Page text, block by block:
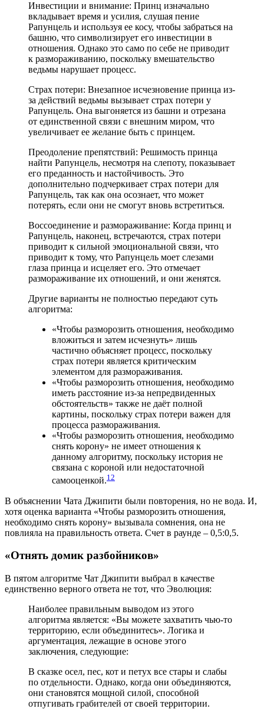
Инвестиции и внимание: Принц изначально
вкладывает время и усилия, слушая пение
Рапунцель и используя ее косу, чтобы забраться на
башню, что символизирует его инвестиции в
отношения. Однако это само по себе не приводит
к размораживанию, поскольку вмешательство
ведьмы нарушает процесс.
Страх потери: Внезапное исчезновение принца из-
за действий ведьмы вызывает страх потери у
Рапунцель. Она выгоняется из башни и отрезана
от единственной связи с внешним миром, что
увеличивает ее желание быть с принцем.
Преодоление препятствий: Решимость принца
найти Рапунцель, несмотря на слепоту, показывает
его преданность и настойчивость. Это
дополнительно подчеркивает страх потери для
Рапунцель, так как она осознает, что может
потерять, если они не смогут вновь встретиться.
Воссоединение и размораживание: Когда принц и
Рапунцель, наконец, встречаются, страх потери
приводит к сильной эмоциональной связи, что
приводит к тому, что Рапунцель моет слезами
глаза принца и исцеляет его. Это отмечает
размораживание их отношений, и они женятся.
Другие варианты не полностью передают суть
алгоритма:
«Чтобы разморозить отношения, необходимо
вложиться и затем исчезнуть» лишь
частично объясняет процесс, поскольку
страх потери является критическим
элементом для размораживания.
«Чтобы разморозить отношения, необходимо
иметь расстояние из-за непредвиденных
обстоятельств» также не даёт полной
картины, поскольку страх потери важен для
процесса размораживания.
«Чтобы разморозить отношения, необходимо
снять корону» не имеет отношения к
данному алгоритму, поскольку история не
связана с короной или недостаточной
самооценкой.12
В объяснении Чата Джипити были повторения, но не вода. И,
хотя оценка варианта «Чтобы разморозить отношения,
необходимо снять корону» вызывала сомнения, она не
повлияла на правильность ответа. Счет в раунде – 0,5:0,5.
«Отнять домик разбойников»
В пятом алгоритме Чат Джипити выбрал в качестве
единственно верного ответа не тот, что Эволюция:
Наиболее правильным выводом из этого
алгоритма является: «Вы можете захватить чью-то
территорию, если объединитесь». Логика и
аргументация, лежащие в основе этого
заключения, следующие:
В сказке осел, пес, кот и петух все стары и слабы
по отдельности. Однако, когда они объединяются,
они становятся мощной силой, способной
отпугивать грабителей от своей территории.